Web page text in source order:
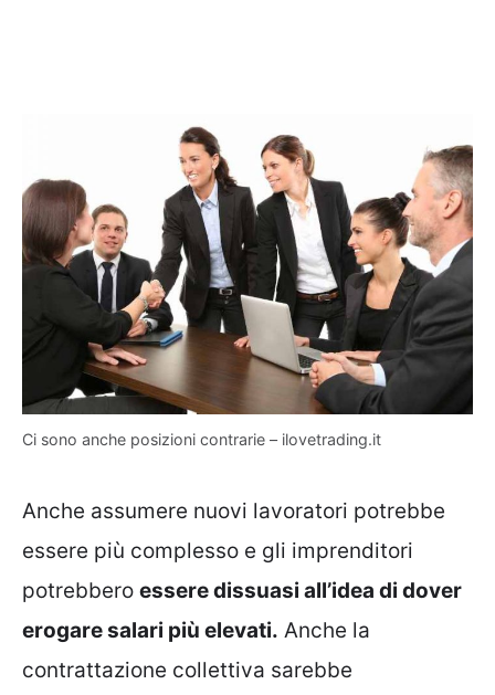
Ci sono anche posizioni contrarie – ilovetrading.it
Anche assumere nuovi lavoratori potrebbe
essere più complesso e gli imprenditori
potrebbero essere dissuasi all’idea di dover
erogare salari più elevati. Anche la
contrattazione collettiva sarebbe